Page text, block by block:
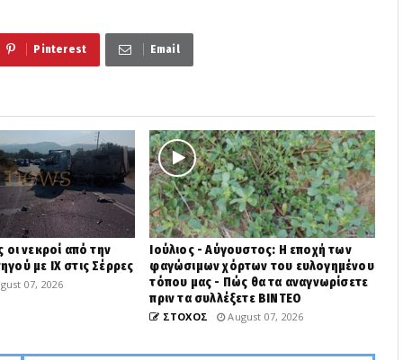
Pinterest Email
οι νεκροί από την
με ΙΧ στις Σέρρες
07, 2026
Ιούλιος - Αύγουστος: Η εποχή των
φαγώσιμων χόρτων του ευλογημένου
τόπου μας - Πώς θα τα αναγνωρίσετε
πριν τα συλλέξετε ΒΙΝΤΕΟ
ΣΤΟΧΟΣ August 07, 2026